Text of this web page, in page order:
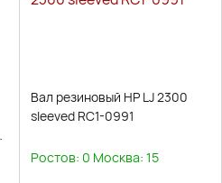
Вал резиновый HP LJ 2300
sleeved RC1-0991
Ростов: 0 Москва: 15